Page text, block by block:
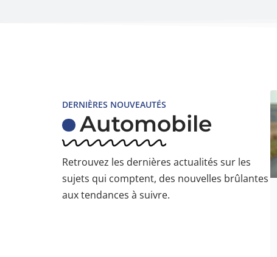
DERNIÈRES NOUVEAUTÉS
Automobile
Retrouvez les dernières actualités sur les
sujets qui comptent, des nouvelles brûlantes
aux tendances à suivre.